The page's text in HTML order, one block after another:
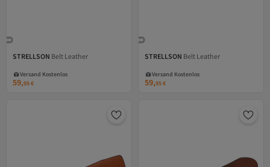
STRELLSON Belt Leather
Versand Kostenlos
Versand Kostenlos
59,95€
STRELLSON Belt Leather
Versand Kostenlos
Versand Kostenlos
59,95€